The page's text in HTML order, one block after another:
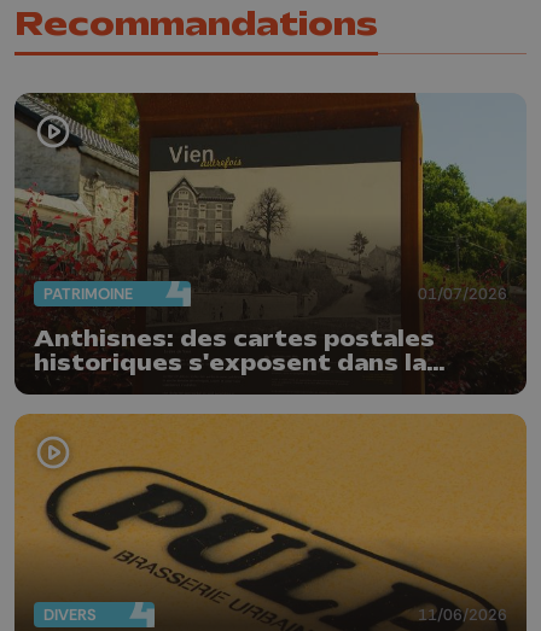
Recommandations
PATRIMOINE 01/07/2026
Anthisnes: des cartes postales
historiques s'exposent dans la
commune
DIVERS 11/06/2026